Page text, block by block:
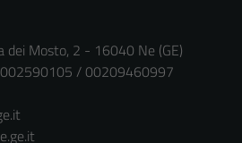
dei Mosto, 2 - 16040 Ne (GE)
/ 00209460997
essere
disabilitati.